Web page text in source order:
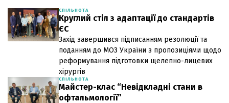
СПІЛЬНОТА
Круглий стіл з адаптації до стандартів
ЄС
Захід завершився підписанням резолюції та
поданням до МОЗ України з пропозиціями щодо
реформування підготовки щелепно-лицевих
хірургів
СПІЛЬНОТА
Майстер-клас “Невідкладні стани в
офтальмології”